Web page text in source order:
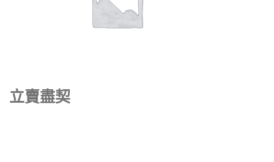
立賣盡契